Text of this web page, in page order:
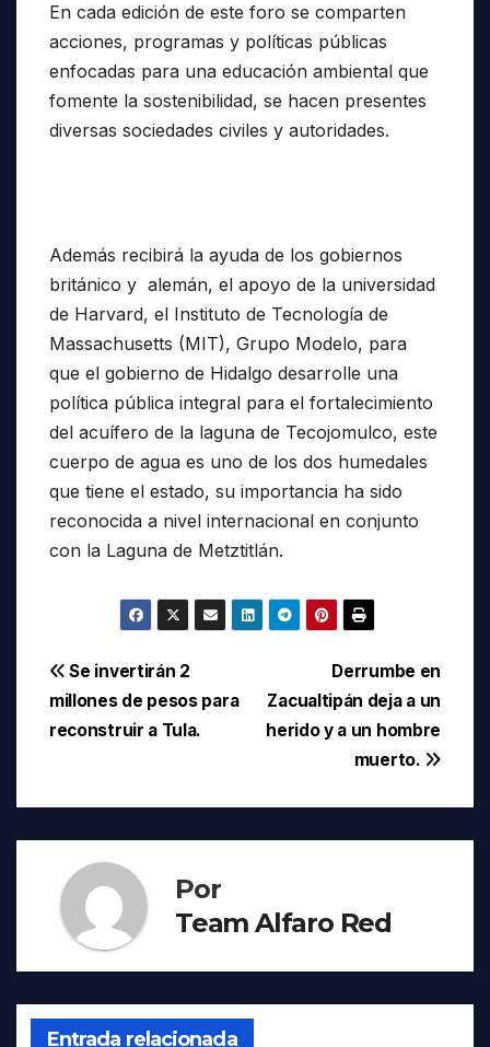
En cada edición de este foro se comparten
acciones, programas y políticas públicas
enfocadas para una educación ambiental que
fomente la sostenibilidad, se hacen presentes
diversas sociedades civiles y autoridades.
Además recibirá la ayuda de los gobiernos
británico y alemán, el apoyo de la universidad
de Harvard, el Instituto de Tecnología de
Massachusetts (MIT), Grupo Modelo, para
que el gobierno de Hidalgo desarrolle una
política pública integral para el fortalecimiento
del acuífero de la laguna de Tecojomulco, este
cuerpo de agua es uno de los dos humedales
que tiene el estado, su importancia ha sido
reconocida a nivel internacional en conjunto
con la Laguna de Metztitlán.
Navegación
de
Derrumbe en
Zacualtipán deja a un
herido y a un hombre
muerto.
Se invertirán 2
millones de pesos para
reconstruir a Tula.
Por
Team Alfaro Red
Entrada relacionada